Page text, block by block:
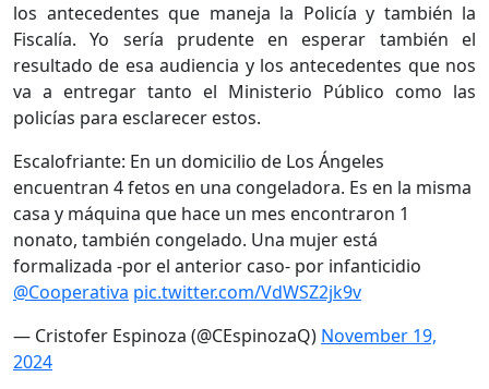
los antecedentes que maneja la Policía y también la
Fiscalía. Yo sería prudente en esperar también el
resultado de esa audiencia y los antecedentes que nos
va a entregar tanto el Ministerio Público como las
policías para esclarecer estos.
Escalofriante: En un domicilio de Los Ángeles
encuentran 4 fetos en una congeladora. Es en la misma
casa y máquina que hace un mes encontraron 1
nonato, también congelado. Una mujer está
formalizada -por el anterior caso- por infanticidio
@Cooperativa pic.twitter.com/VdWSZ2jk9v
— Cristofer Espinoza (@CEspinozaQ) November 19,
2024